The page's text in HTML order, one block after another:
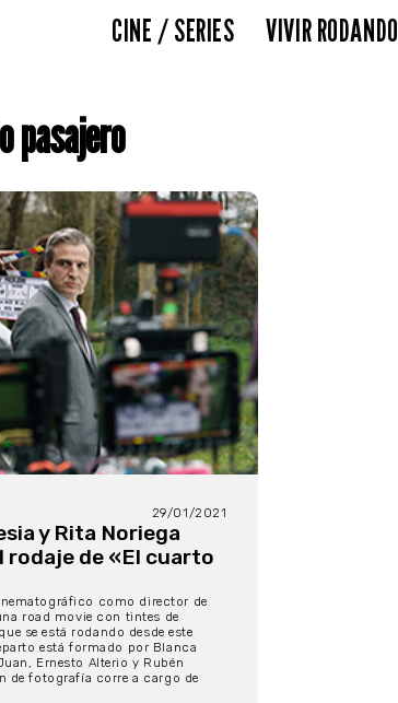
CINE / SERIES VIVIR RODANDO
pasajero
29/01/2021
y Rita Noriega
rodaje de «El cuarto
como director de
road movie con tintes de
se está rodando desde este
está formado por Blanca
Ernesto Alterio y Rubén
de fotografía corre a cargo de